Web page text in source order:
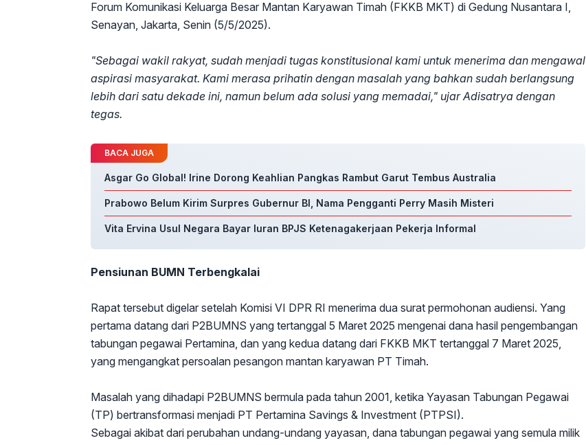
Forum Komunikasi Keluarga Besar Mantan Karyawan Timah (FKKB MKT) di Gedung Nusantara I,
Senayan, Jakarta, Senin (5/5/2025).
"Sebagai wakil rakyat, sudah menjadi tugas konstitusional kami untuk menerima dan mengawal
aspirasi masyarakat. Kami merasa prihatin dengan masalah yang bahkan sudah berlangsung
lebih dari satu dekade ini, namun belum ada solusi yang memadai," ujar Adisatrya dengan
tegas.
BACA JUGA
Asgar Go Global! Irine Dorong Keahlian Pangkas Rambut Garut Tembus Australia
Prabowo Belum Kirim Surpres Gubernur BI, Nama Pengganti Perry Masih Misteri
Vita Ervina Usul Negara Bayar Iuran BPJS Ketenagakerjaan Pekerja Informal
Pensiunan BUMN Terbengkalai
Rapat tersebut digelar setelah Komisi VI DPR RI menerima dua surat permohonan audiensi. Yang
pertama datang dari P2BUMNS yang tertanggal 5 Maret 2025 mengenai dana hasil pengembangan
tabungan pegawai Pertamina, dan yang kedua datang dari FKKB MKT tertanggal 7 Maret 2025,
yang mengangkat persoalan pesangon mantan karyawan PT Timah.
Masalah yang dihadapi P2BUMNS bermula pada tahun 2001, ketika Yayasan Tabungan Pegawai
(TP) bertransformasi menjadi PT Pertamina Savings & Investment (PTPSI).
Sebagai akibat dari perubahan undang-undang yayasan, dana tabungan pegawai yang semula milik